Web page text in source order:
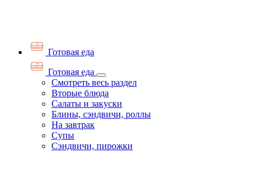
Готовая еда
Готовая еда
Смотреть весь раздел
Вторые блюда
Салаты и закуски
Блины, сэндвичи, роллы
На завтрак
Супы
Сэндвичи, пирожки